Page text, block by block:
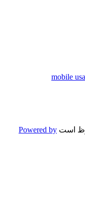
است Powered by